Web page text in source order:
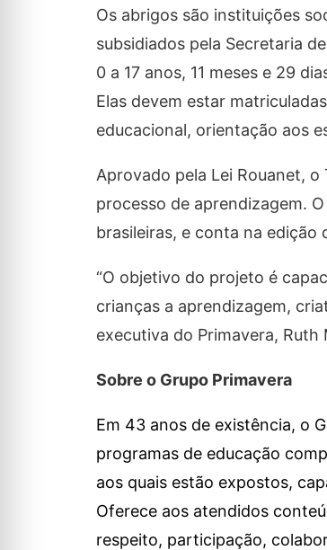
Os abrigos são instituições
subsidiados pela Secretaria
0 a 17 anos, 11 meses e 29
Elas devem estar
educacional, orientação aos
Aprovado pela Lei Rouanet,
processo de aprendizagem.
brasileiras, e conta na edição
“O objetivo do projeto é
crianças a aprendizagem,
executiva do Primavera, Ruth
Sobre o Grupo Primavera
Em 43 anos de existência, o
programas de educação
aos quais estão expostos,
Oferece aos atendidos
respeito, participação,